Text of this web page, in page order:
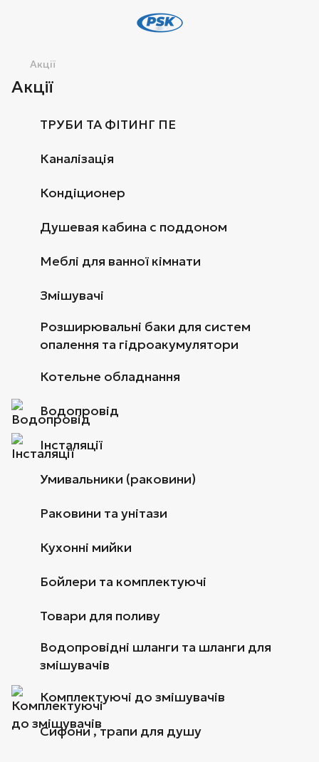
Акції
Акції
ТРУБИ ТА ФІТИНГ ПЕ
Каналізація
Кондіционер
Душевая кабина с поддоном
Меблі для ванної кімнати
Змішувачі
Розширювальні баки для систем
опалення та гідроакумулятори
Котельне обладнання
Водопровід
Інсталяції
Умивальники (раковини)
Раковини та унітази
Кухонні мийки
Бойлери та комплектуючі
Товари для поливу
Водопровідні шланги та шланги для
змішувачів
Комплектуючі до змішувачів
Сифони , трапи для душу